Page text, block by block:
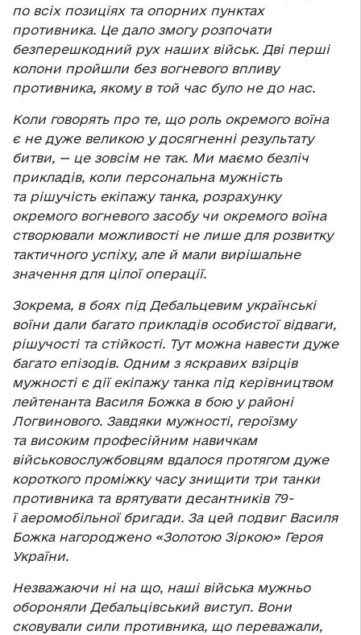
по всіх позиціях та опорних пунктах
противника. Це дало змогу розпочати
безперешкодний рух наших військ. Дві перші
колони пройшли без вогневого впливу
противника, якому в той час було не до нас.
Коли говорять про те, що роль окремого воїна
є не дуже великою у досягненні результату
битви, — це зовсім не так. Ми маємо безліч
прикладів, коли персональна мужність
та рішучість екіпажу танка, розрахунку
окремого вогневого засобу чи окремого воїна
створювали можливості не лише для розвитку
тактичного успіху, але й мали вирішальне
значення для цілої операції.
Зокрема, в боях під Дебальцевим українські
воїни дали багато прикладів особистої відваги,
рішучості та стійкості. Тут можна навести дуже
багато епізодів. Одним з яскравих взірців
мужності є дії екіпажу танка під керівництвом
лейтенанта Василя Божка в бою у районі
Логвинового. Завдяки мужності, героїзму
та високим професійним навичкам
військовослужбовцям вдалося протягом дуже
короткого проміжку часу знищити три танки
противника та врятувати десантників 79-
ї аеромобільної бригади. За цей подвиг Василя
Божка нагороджено «Золотою Зіркою» Героя
України.
Незважаючи ні на що, наші війська мужньо
обороняли Дебальцівський виступ. Вони
сковували сили противника, що переважали,